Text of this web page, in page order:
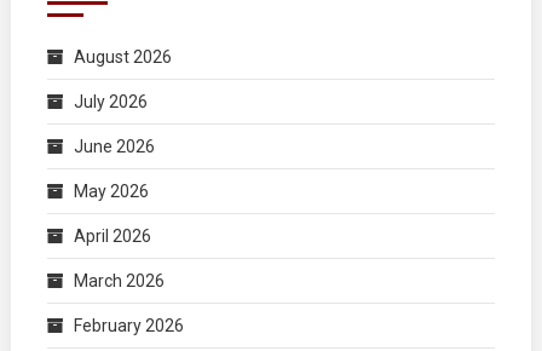
August 2026
July 2026
June 2026
May 2026
April 2026
March 2026
February 2026